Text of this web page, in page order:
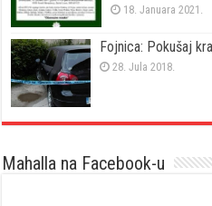
18. Januara 2021.
Fojnica: Pokušaj
28. Jula 2018.
Mahalla na Facebook-u